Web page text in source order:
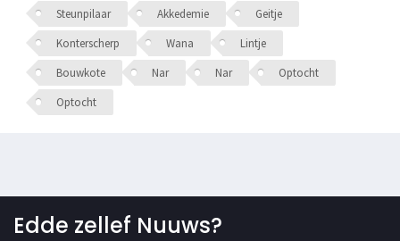
Steunpilaar Akkedemie
Geitje
Konterscherp
Wana
Lintje
Bouwkote
Nar Nar
Optocht
Optocht
Edde zellef Nuuws?